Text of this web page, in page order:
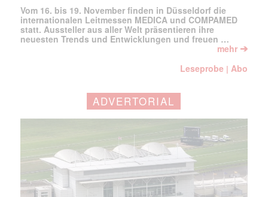
Vom 16. bis 19. November finden in Düsseldorf die
internationalen Leitmessen MEDICA und COMPAMED
statt. Aussteller aus aller Welt präsentieren ihre
neuesten Trends und Entwicklungen und freuen …
mehr ➔
Leseprobe |Abo
ADVERTORIAL